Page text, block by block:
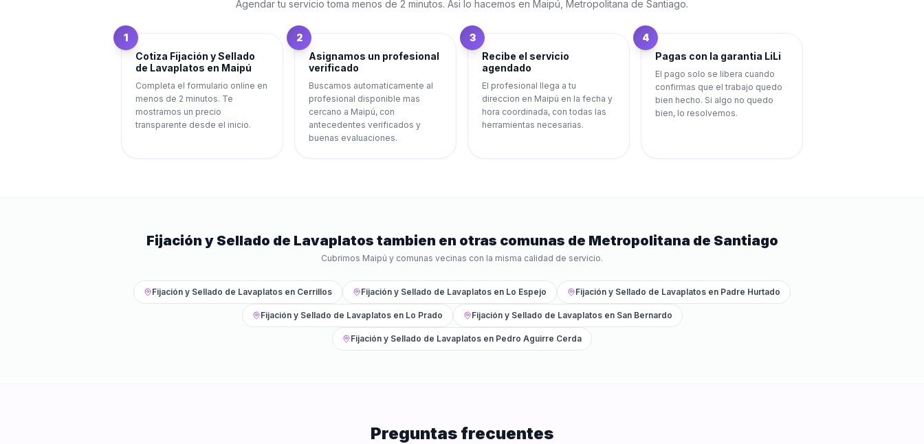
Agendar tu servicio toma menos de 2 minutos. Asi lo hacemos en Maipú Metropolitana de Santiago.
1
Cotiza Fijación y Sellado
de Lavaplatos en Maipú
Completa el formulario online en
menos de 2 minutos. Te
mostramos un precio
transparente desde el inicio.
2
Asignamos un profesional
verificado
Buscamos automaticamente al
profesional disponible mas
cercano a Maipú, con
antecedentes verificados y
buenas evaluaciones.
3
Recibe el servicio
agendado
El profesional llega a tu
direccion en Maipú en la fecha y
hora coordinada, con todas las
herramientas necesarias.
4
Pagas con la garantia LiLi
El pago solo se libera cuando
confirmas que el trabajo quedo
bien hecho. Si algo no quedo
bien, lo resolvemos.
Fijación y Sellado de Lavaplatos tambien en otras comunas de Metropolitana de Santiago
Cubrimos Maipú y comunas vecinas con la misma calidad de servicio.
Fijación y Sellado de Lavaplatos en Cerrillos Fijación y Sellado de Lavaplatos en Lo Espejo Fijación y Sellado de Lavaplatos en Padre Hurtado
Fijación y Sellado de Lavaplatosen Lo Prado Fijación y Sellado de Lavaplatosen San Bernardo
Fijación y Sellado de Lavaplatos en Pedro Aguirre Cerda
Preguntas frecuentes